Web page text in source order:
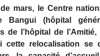
mars, le Centre
Bangui (hôpital
de l’hôpital de
cette relocalisation se